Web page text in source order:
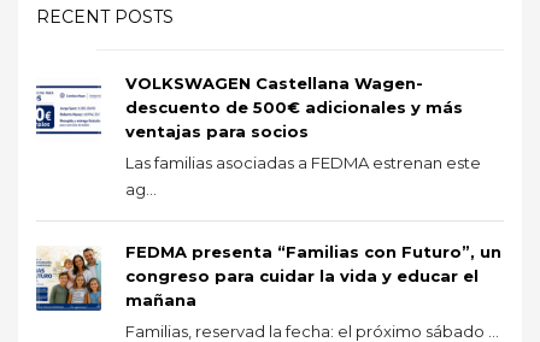
RECENT POSTS
VOLKSWAGEN Castellana Wagen-
descuento de 500€ adicionales y más
ventajas para socios
Las familias asociadas a FEDMA estrenan este
ag...
FEDMA presenta “Familias con Futuro”, un
congreso para cuidar la vida y educar el
mañana
Familias, reservad la fecha: el próximo sábado ...